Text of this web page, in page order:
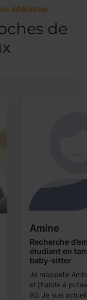
intéresser
de
Amine
Recherche
étudiant en
baby-sitter
Je m’appelle
et j’habite à
92. Je suis